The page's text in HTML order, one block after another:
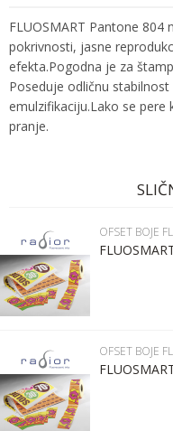
FLUOSMART Pantone
pokrivnosti, jasne
efekta.Pogodna je za
Poseduje odličnu
emulzifikaciju.Lako se pere
pranje.
Brend
Email:
Komentar:
OFSET BOJE
OFSET BOJE